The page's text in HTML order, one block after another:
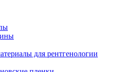
для рентгенологии